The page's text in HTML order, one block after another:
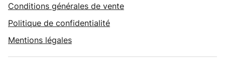
Conditions générales de vente
Politique de confidentialité
Mentions légales